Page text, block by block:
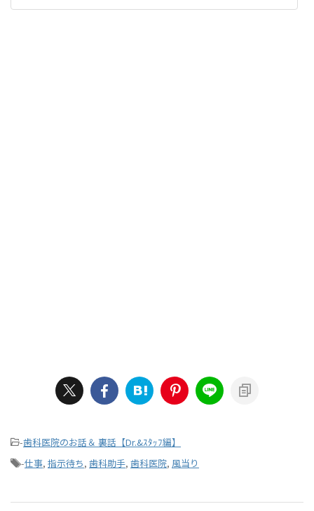
-歯科医院のお話＆ 裏話【Dr.&ｽﾀｯﾌ編】
-仕事, 指示待ち, 歯科助手, 歯科医院, 風当り